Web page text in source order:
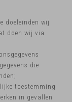
doeleinden wij
doen wij via
die
toestemming
in gevallen